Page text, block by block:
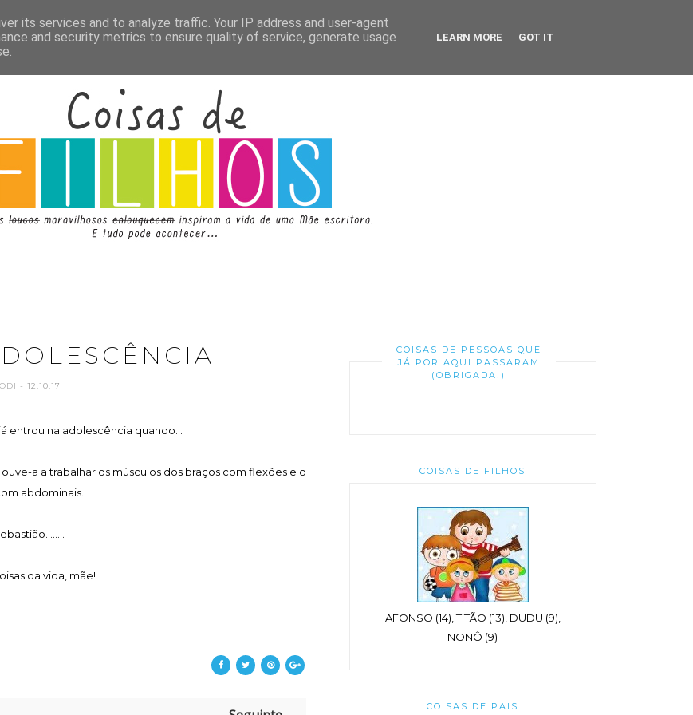
- 12.10.17
entrou na adolescência quando...
a a trabalhar os músculos dos braços com flexões e o
abdominais.
da vida, mãe!
COISAS DE PESSOAS QUE
JÁ POR AQUI PASSARAM
(OBRIGADA!)
COISAS DE FILHOS
AFONSO (14), TITÃO (13), DUDU (9),
NONÔ (9)
COISAS DE PAIS
its services and to analyze traffic. Your IP address and user-agent
and security metrics to ensure quality of service, generate usage
LEARN MORE GOT IT